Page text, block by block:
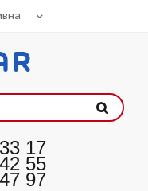
17
55
97